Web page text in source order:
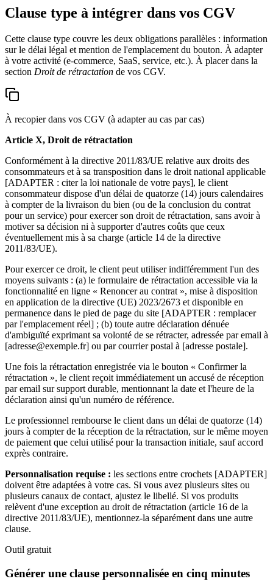
Clause type à intégrer dans vos CGV
Cette clause type couvre les deux obligations parallèles : information
sur le délai légal et mention de l'emplacement du bouton. À adapter
à votre activité (e-commerce, SaaS, service, etc.). À placer dans la
section Droit de rétractation de vos CGV.
À recopier dans vos CGV (à adapter au cas par cas)
Article X, Droit de rétractation
Conformément à la directive 2011/83/UE relative aux droits des
consommateurs et à sa transposition dans le droit national applicable
[ADAPTER : citer la loi nationale de votre pays], le client
consommateur dispose d'un délai de quatorze (14) jours calendaires
à compter de la livraison du bien (ou de la conclusion du contrat
pour un service) pour exercer son droit de rétractation, sans avoir à
motiver sa décision ni à supporter d'autres coûts que ceux
éventuellement mis à sa charge (article 14 de la directive
2011/83/UE).
Pour exercer ce droit, le client peut utiliser indifféremment l'un des
moyens suivants : (a) le formulaire de rétractation accessible via la
fonctionnalité en ligne « Renoncer au contrat », mise à disposition
en application de la directive (UE) 2023/2673 et disponible en
permanence dans le pied de page du site [ADAPTER : remplacer
par l'emplacement réel] ; (b) toute autre déclaration dénuée
d'ambiguïté exprimant sa volonté de se rétracter, adressée par email à
[adresse@exemple.fr] ou par courrier postal à [adresse postale].
Une fois la rétractation enregistrée via le bouton « Confirmer la
rétractation », le client reçoit immédiatement un accusé de réception
par email sur support durable, mentionnant la date et l'heure de la
déclaration ainsi qu'un numéro de référence.
Le professionnel rembourse le client dans un délai de quatorze (14)
jours à compter de la réception de la rétractation, sur le même moyen
de paiement que celui utilisé pour la transaction initiale, sauf accord
exprès contraire.
Personnalisation requise : les sections entre crochets [ADAPTER]
doivent être adaptées à votre cas. Si vous avez plusieurs sites ou
plusieurs canaux de contact, ajustez le libellé. Si vos produits
relèvent d'une exception au droit de rétractation (article 16 de la
directive 2011/83/UE), mentionnez-la séparément dans une autre
clause.
Outil gratuit
Générer une clause personnalisée en cinq minutes